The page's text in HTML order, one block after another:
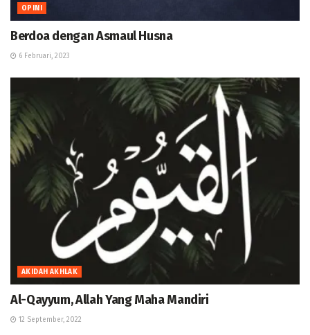
OPINI
Berdoa dengan Asmaul Husna
6 Februari, 2023
AKIDAH AKHLAK
Al-Qayyum, Allah Yang Maha Mandiri
12 September, 2022